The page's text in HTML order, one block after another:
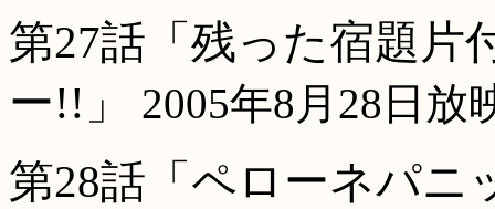
第27話「残った宿題片
ー!!」
2005年8月28日放
第28話「ペローネパニ